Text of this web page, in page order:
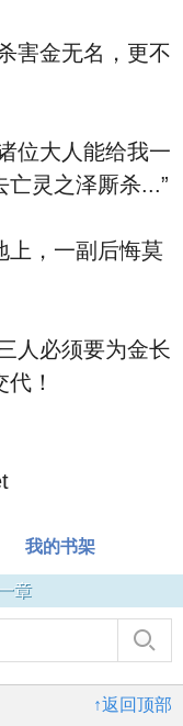
金无名，更不
大人能给我一
灵之泽厮杀...”
，一副后悔莫
必须要为金长
！
我的书架
章
↑返回顶部